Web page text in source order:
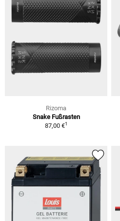
Rizoma
Snake Fußrasten
87,00 €1